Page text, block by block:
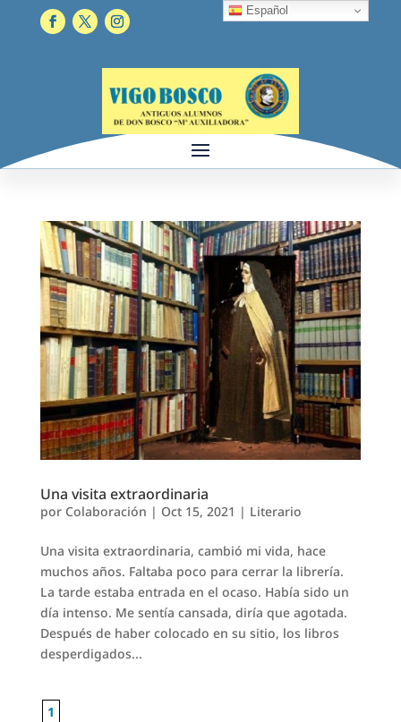
Una visita extraordinaria
por Colaboración | Oct 15, 2021 | Literario
Una visita extraordinaria, cambió mi vida, hace
muchos años. Faltaba poco para cerrar la librería.
La tarde estaba entrada en el ocaso. Había sido un
día intenso. Me sentía cansada, diría que agotada.
Después de haber colocado en su sitio, los libros
desperdigados...
1
Español